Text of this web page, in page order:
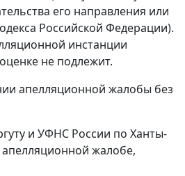
его направления или
Российской Федерации).
инстанции
не подлежит.
апелляционной жалобы без
и УФНС России по Ханты-
жалобе,